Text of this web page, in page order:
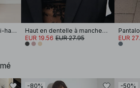
Pantalon large à taille mi-haute
Haut en dentelle à manches longues
EUR 19.56 EUR 27.95 EUR
-80% -50%